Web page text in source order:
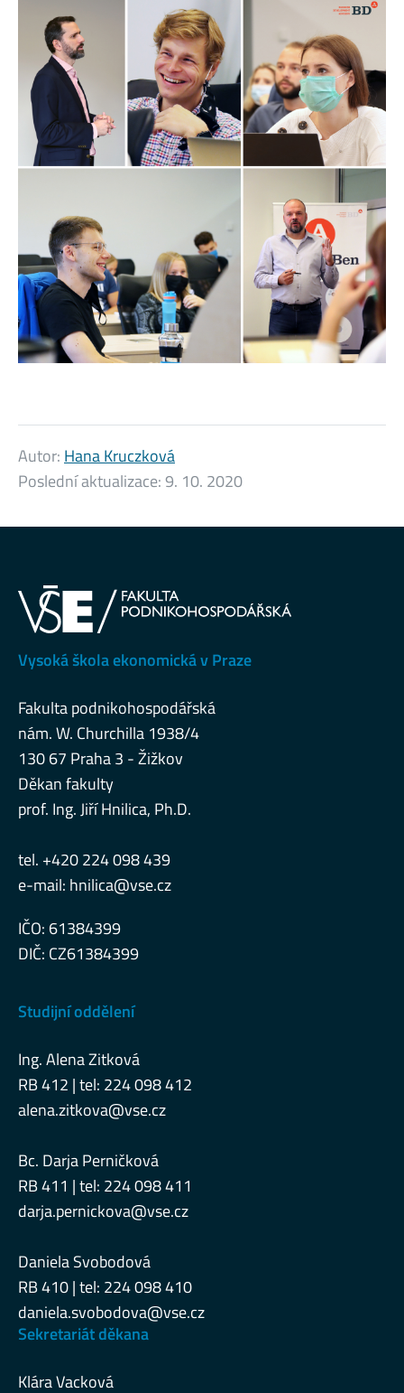
Autor: Hana Kruczková
Poslední aktualizace:9. 10. 2020
Vysoká škola ekonomická v Praze
Fakulta podnikohospodářská
nám. W. Churchilla 1938/4
130 67 Praha 3 - Žižkov
Děkan fakulty
prof. Ing. Jiří Hnilica, Ph.D.
tel. +420 224 098 439
e-mail: hnilica@vse.cz
IČO: 61384399
DIČ: CZ61384399
Studijní oddělení
Ing. Alena Zitková
RB 412 | tel: 224 098 412
alena.zitkova@vse.cz
Bc. Darja Perničková
RB 411 | tel: 224 098 411
darja.pernickova@vse.cz
Daniela Svobodová
RB 410 | tel: 224 098 410
daniela.svobodova@vse.cz
Sekretariát děkana
Klára Vacková